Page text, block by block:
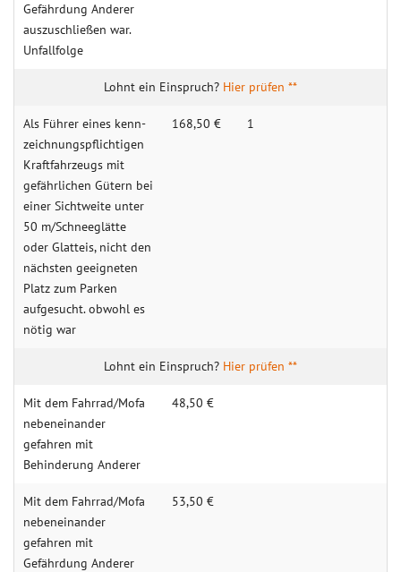
Gefährdung Anderer
auszuschließen war.
Unfallfolge
Hier prüfen **
Als Führer eines kenn­
zeichnungs­pflichtigen
Kraftfahrzeugs mit
gefährlichen Gütern bei
einer Sichtweite unter
50 m/Schneeglätte
oder Glatteis, nicht den
nächsten geeigneten
Platz zum Parken
aufgesucht. obwohl es
nötig war
168,50 € 1
Hier prüfen **
Mit dem Fahrrad/Mofa
nebeneinander
gefahren mit
Behinderung Anderer
48,50 €
Mit dem Fahrrad/Mofa
nebeneinander
gefahren mit
Gefährdung Anderer
53,50 €